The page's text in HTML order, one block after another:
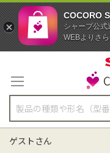
テ
ン
ツ
に
ス
キ
ッ
ゲストさん
COCORO
シャープ公式
WEBよりさ